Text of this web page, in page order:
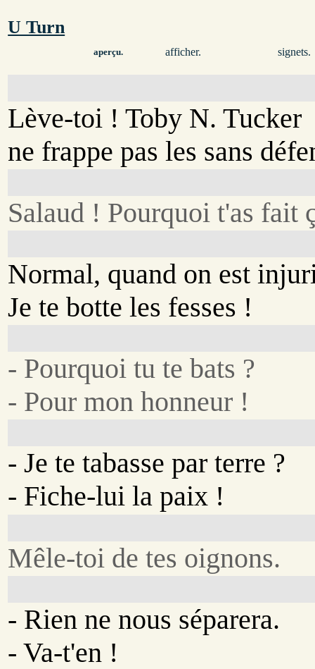
U Turn
aperçu. afficher. signets.
Lève-toi ! Toby N. Tucker
ne frappe pas les sans
Salaud ! Pourquoi t'as fait
Normal, quand on est
Je te botte les fesses !
- Pourquoi tu te bats ?
- Pour mon honneur !
- Je te tabasse par terre ?
- Fiche-lui la paix !
Mêle-toi de tes oignons.
- Rien ne nous séparera.
- Va-t'en !